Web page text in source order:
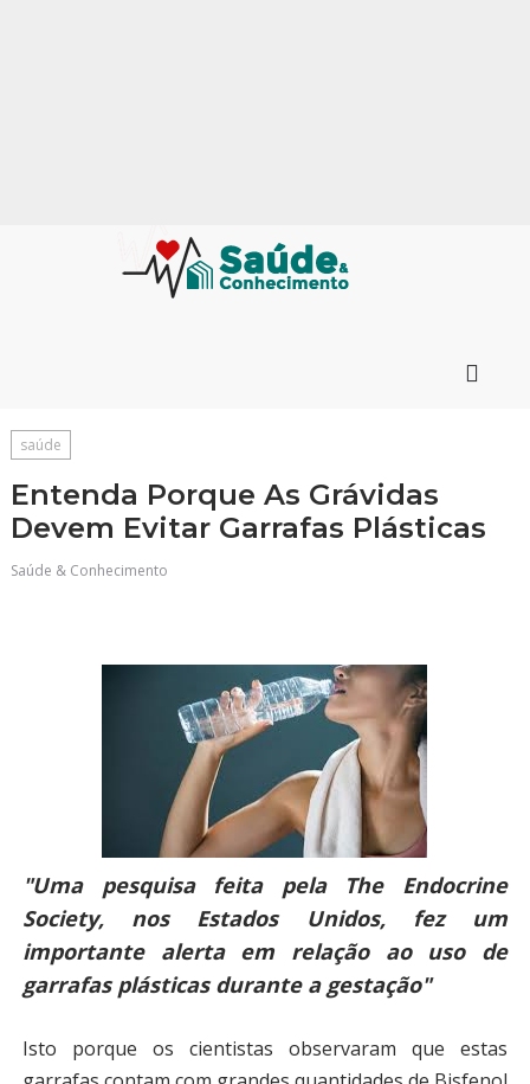
saúde
Entenda Porque As Grávidas
Devem Evitar Garrafas Plásticas
Saúde & Conhecimento
"Uma pesquisa feita pela The Endocrine
Society, nos Estados Unidos, fez um
importante alerta em relação ao uso de
garrafas plásticas durante a gestação"
Isto porque os cientistas observaram que estas